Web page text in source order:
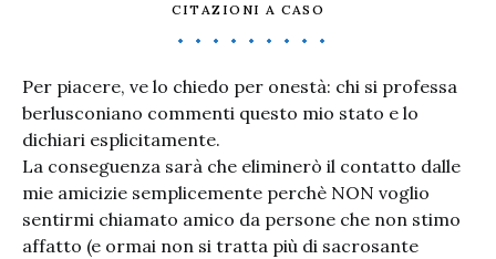
CITAZIONI A CASO
Per piacere, ve lo chiedo per onestà: chi si professa
berlusconiano commenti questo mio stato e lo
dichiari esplicitamente.
La conseguenza sarà che eliminerò il contatto dalle
mie amicizie semplicemente perchè NON voglio
sentirmi chiamato amico da persone che non stimo
affatto (e ormai non si tratta più di sacrosante